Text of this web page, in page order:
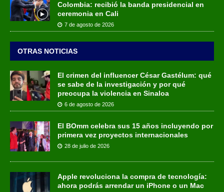
Colombia: recibió la banda presidencial en
ceremonia en Cali
7 de agosto de 2026
OTRAS NOTICIAS
El crimen del influencer César Gastélum: qué
se sabe de la investigación y por qué
preocupa la violencia en Sinaloa
6 de agosto de 2026
El BOmm celebra sus 15 años incluyendo por
primera vez proyectos internacionales
28 de julio de 2026
Apple revoluciona la compra de tecnología:
ahora podrás arrendar un iPhone o un Mac